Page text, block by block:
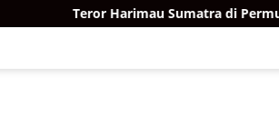
Teror Harimau Sumatra di